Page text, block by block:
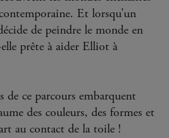
Et lorsqu’un
de peindre le monde en
prête à aider Elliot à
de ce parcours embarquent
des couleurs, des formes et
au contact de la toile !